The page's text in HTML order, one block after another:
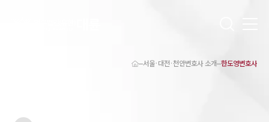
천안이혼전문변호사
서울·대전·천안변호사 소개 한도영변호사